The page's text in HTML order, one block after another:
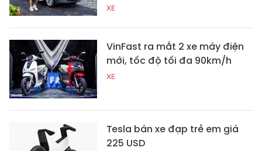
XE
VinFast ra mắt 2 xe máy điện
mới, tốc độ tối đa 90km/h
XE
Tesla bán xe đạp trẻ em giá
225 USD